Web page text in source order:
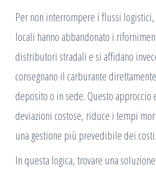
Per non interrompere i flussi
locali hanno abbandonato i
distributori stradali e si affidano
consegnano il carburante
deposito o in sede. Questo approccio
deviazioni costose, riduce i tempi
una gestione più prevedibile dei costi.
In questa logica, trovare una